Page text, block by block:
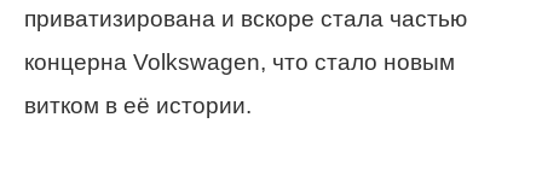
приватизирована и вскоре стала частью
концерна Volkswagen, что стало новым
витком в её истории.